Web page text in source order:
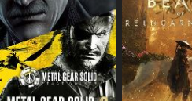
-31%
kr.374.53
kr.225.64 -19%